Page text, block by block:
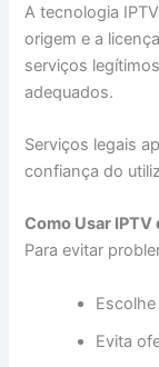
A tecnologia
origem e a
serviços
adequados.
Serviços legais
confiança do
Como Usar IPTV
Para evitar
Evita